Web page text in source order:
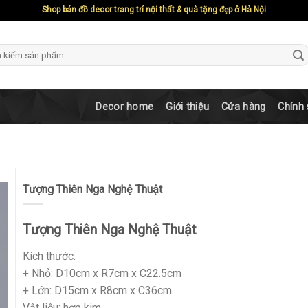
Shop bán đồ decor trang trí nội thất & quà tặng đẹp ở Hà Nội
Decor home Giới thiệu Cửa hàng Chính
Tượng Thiên Nga Nghệ Thuật
Tượng Thiên Nga Nghệ Thuật
Kích thước:
+ Nhỏ: D10cm x R7cm x C22.5cm
+ Lớn: D15cm x R8cm x C36cm